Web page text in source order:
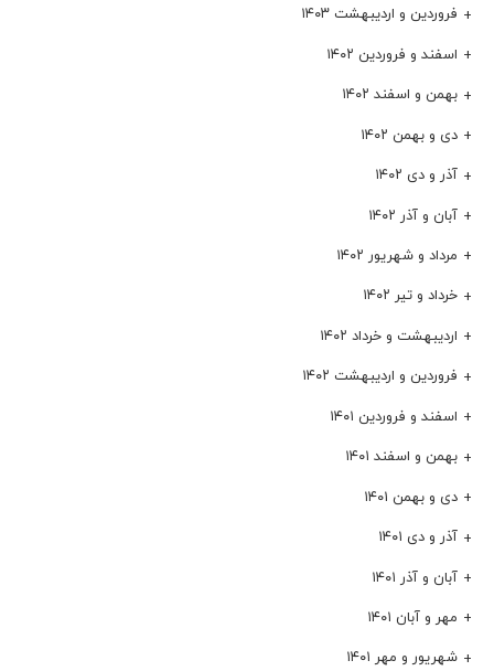
فروردین و اردیبهشت ۱۴۰۳
اسفند و فروردین ۱۴۰۲
بهمن و اسفند ۱۴۰۲
دی و بهمن ۱۴۰۲
آذر و دی ۱۴۰۲
آبان و آذر ۱۴۰۲
مرداد و شهریور ۱۴۰۲
خرداد و تیر ۱۴۰۲
اردیبهشت و خرداد ۱۴۰۲
فروردین و اردیبهشت ۱۴۰۲
اسفند و فروردین ۱۴۰۱
بهمن و اسفند ۱۴۰۱
دی و بهمن ۱۴۰۱
آذر و دی ۱۴۰۱
آبان و آذر ۱۴۰۱
مهر و آبان ۱۴۰۱
شهریور و مهر ۱۴۰۱